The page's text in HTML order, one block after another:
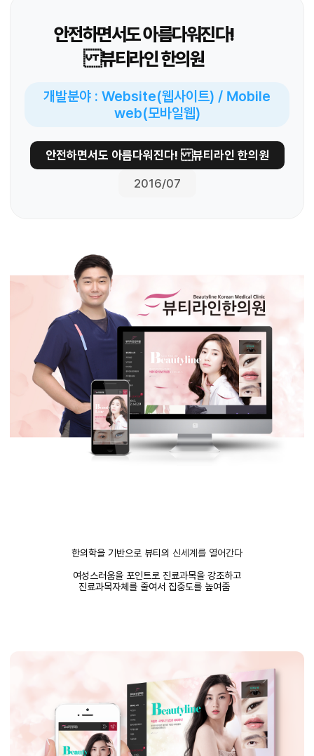
안전하면서도 아름다워진다!
뷰티라인 한의원
개발분야 : Website(웹사이트) / Mobile
web(모바일웹)
안전하면서도 아름다워진다! 뷰티라인 한의원
2016/07
한의학을 기반으로 뷰티의 신세계를 열어간다
여성스러움을 포인트로 진료과목을 강조하고
진료과목자체를 줄여서 집중도를 높여줌